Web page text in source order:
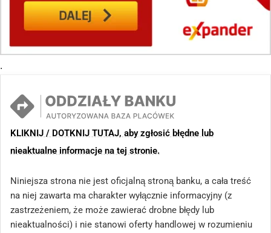
.
KLIKNIJ / DOTKNIJ TUTAJ, aby zgłosić błędne lub
nieaktualne informacje na tej stronie.
Niniejsza strona nie jest oficjalną stroną banku, a cała treść
na niej zawarta ma charakter wyłącznie informacyjny (z
zastrzeżeniem, że może zawierać drobne błędy lub
nieaktualności) i nie stanowi oferty handlowej w rozumieniu